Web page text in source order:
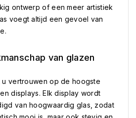
ontwerp of een meer artistiek
voegt altijd een gevoel van
van glazen
u vertrouwen op de hoogste
displays. Elk display wordt
van hoogwaardig glas, zodat